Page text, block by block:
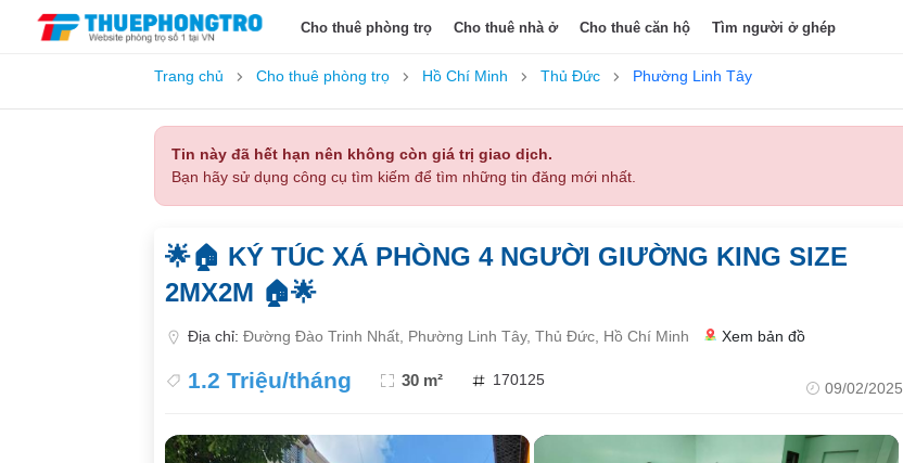
Cho thuê phòng trọ Cho thuê nhà ở Cho thuê căn hộ Tìm người ở ghép
Trang chủ Cho thuê phòng trọ Hồ Chí Minh Thủ Đức Phường Linh Tây
Tin này đã hết hạn nên không còn giá trị giao dịch.
Bạn hãy sử dụng công cụ tìm kiếm để tìm những tin đăng mới nhất.
🌟🏠 KÝ TÚC XÁ PHÒNG 4 NGƯỜI GIƯỜNG KING SIZE
2MX2M 🏠🌟
Địa chỉ: Đường Đào Trinh Nhất, Phường Linh Tây, Thủ Đức, Hồ Chí Minh Xem bản đồ
1.2 Triệu/tháng 30 m² 170125 09/02/2025